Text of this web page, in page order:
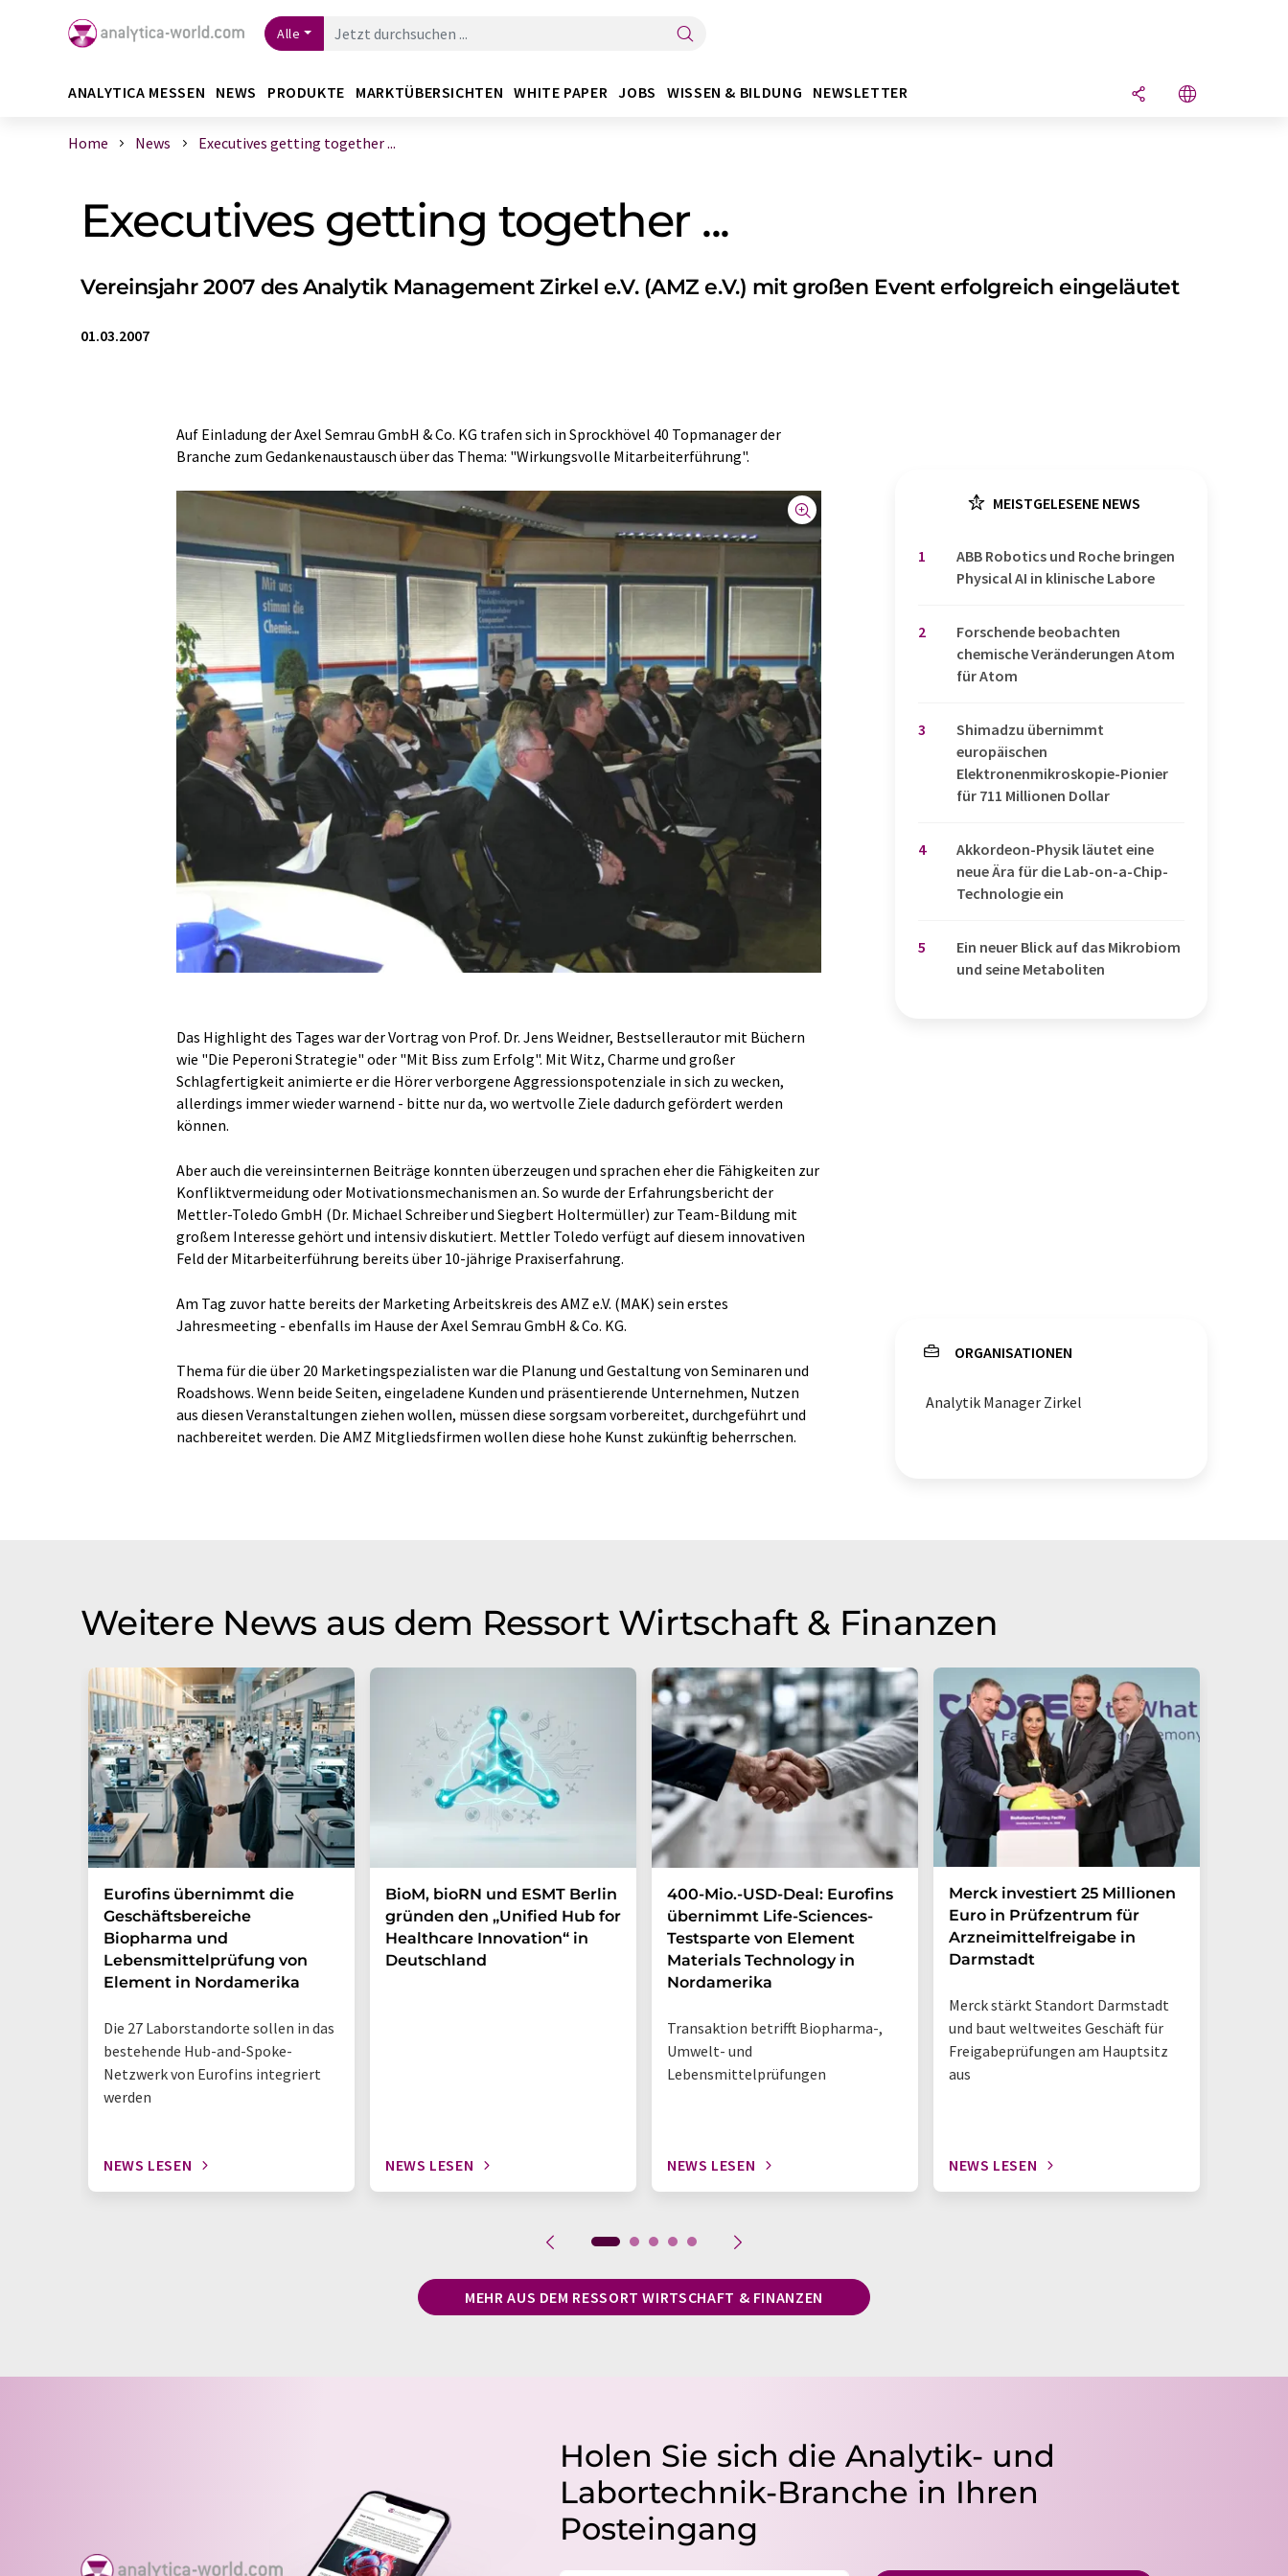
Alle
ANALYTICA MESSEN NEWS PRODUKTE MARKTÜBERSICHTEN WHITE PAPER JOBS WISSEN & BILDUNG NEWSLETTER
Home News Executives getting together ...
Executives getting together ...
Vereinsjahr 2007 des Analytik Management Zirkel e.V. (AMZ e.V.) mit großen Event erfolgreich eingeläutet
01.03.2007
Auf Einladung der Axel Semrau GmbH & Co. KG trafen sich in Sprockhövel 40 Topmanager der
Branche zum Gedankenaustausch über das Thema: "Wirkungsvolle Mitarbeiterführung".
Das Highlight des Tages war der Vortrag von Prof. Dr. Jens Weidner, Bestsellerautor mit Büchern
wie "Die Peperoni Strategie" oder "Mit Biss zum Erfolg". Mit Witz, Charme und großer
Schlagfertigkeit animierte er die Hörer verborgene Aggressionspotenziale in sich zu wecken,
allerdings immer wieder warnend - bitte nur da, wo wertvolle Ziele dadurch gefördert werden
können.
Aber auch die vereinsinternen Beiträge konnten überzeugen und sprachen eher die Fähigkeiten zur
Konfliktvermeidung oder Motivationsmechanismen an. So wurde der Erfahrungsbericht der
Mettler-Toledo GmbH (Dr. Michael Schreiber und Siegbert Holtermüller) zur Team-Bildung mit
großem Interesse gehört und intensiv diskutiert. Mettler Toledo verfügt auf diesem innovativen
Feld der Mitarbeiterführung bereits über 10-jährige Praxiserfahrung.
Am Tag zuvor hatte bereits der Marketing Arbeitskreis des AMZ e.V. (MAK) sein erstes
Jahresmeeting - ebenfalls im Hause der Axel Semrau GmbH & Co. KG.
Thema für die über 20 Marketingspezialisten war die Planung und Gestaltung von Seminaren und
Roadshows. Wenn beide Seiten, eingeladene Kunden und präsentierende Unternehmen, Nutzen
aus diesen Veranstaltungen ziehen wollen, müssen diese sorgsam vorbereitet, durchgeführt und
nachbereitet werden. Die AMZ Mitgliedsfirmen wollen diese hohe Kunst zukünftig beherrschen.
MEISTGELESENE NEWS
1
​​​​​​​ABB Robotics und Roche bringen
Physical AI in klinische Labore
2
Forschende beobachten
chemische Veränderungen Atom
für Atom
3
Shimadzu übernimmt
europäischen
Elektronenmikroskopie-Pionier
für 711 Millionen Dollar
4
Akkordeon-Physik läutet eine
neue Ära für die Lab-on-a-Chip-
Technologie ein
5
Ein neuer Blick auf das Mikrobiom
und seine Metaboliten
ORGANISATIONEN
Analytik Manager Zirkel
Weitere News aus dem Ressort Wirtschaft & Finanzen
Eurofins übernimmt die
Geschäftsbereiche
Biopharma und
Lebensmittelprüfung von
Element in Nordamerika
Die 27 Laborstandorte sollen in das
bestehende Hub-and-Spoke-
Netzwerk von Eurofins integriert
werden
NEWS LESEN
BioM, bioRN und ESMT Berlin
gründen den „Unified Hub for
Healthcare Innovation“ in
Deutschland
NEWS LESEN
400-Mio.-USD-Deal: Eurofins
übernimmt Life-Sciences-
Testsparte von Element
Materials Technology in
Nordamerika
Transaktion betrifft Biopharma-,
Umwelt- und
Lebensmittelprüfungen
NEWS LESEN
Merck investiert 25 Millionen
Euro in Prüfzentrum für
Arzneimittelfreigabe in
Darmstadt
Merck stärkt Standort Darmstadt
und baut weltweites Geschäft für
Freigabeprüfungen am Hauptsitz
aus
NEWS LESEN
MEHR AUS DEM RESSORT WIRTSCHAFT & FINANZEN
Holen Sie sich die Analytik- und
Labortechnik-Branche in Ihren
Posteingang